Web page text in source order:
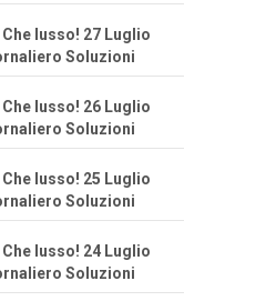
lusso! 27 Luglio
Soluzioni
lusso! 26 Luglio
Soluzioni
lusso! 25 Luglio
Soluzioni
lusso! 24 Luglio
Soluzioni